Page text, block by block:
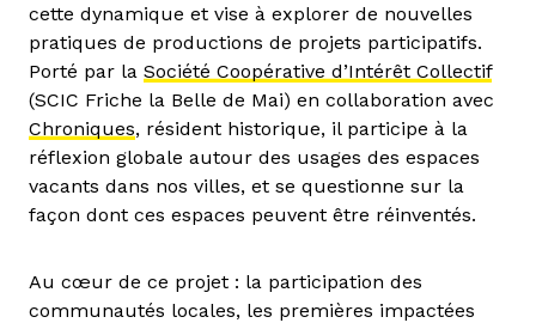
cette dynamique et vise à explorer de nouvelles
pratiques de productions de projets participatifs.
Porté par la Société Coopérative d’Intérêt Collectif
(SCIC Friche la Belle de Mai) en collaboration avec
Chroniques, résident historique, il participe à la
réflexion globale autour des usages des espaces
vacants dans nos villes, et se questionne sur la
façon dont ces espaces peuvent être réinventés.
Au cœur de ce projet : la participation des
communautés locales, les premières impactées